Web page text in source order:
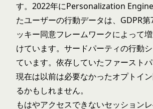
す。2022年にPersonalization
たユーザーの行動データは、GDPR第
ッキー同意フレームワークによって
けています。サードパーティの行動
ています。依存していたファースト
現在は以前は必要なかったオプトイ
るかもしれません。
もはやアクセスできないセッション